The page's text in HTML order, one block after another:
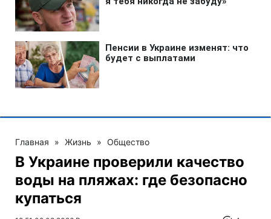
Главная » Жизнь » Общество
В Украине проверили качество
воды на пляжах: где безопасно
купаться